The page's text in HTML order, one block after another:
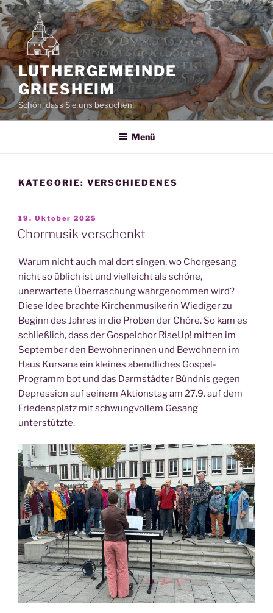
Zum
Inhalt
springen
LUTHERGEMEINDE
GRIESHEIM
Schön, dass Sie uns besuchen!
Menü
KATEGORIE: VERSCHIEDENES
VERÖFFENTLICHT
AM
19. Oktober 2025
Chormusik verschenkt
Warum nicht auch mal dort singen, wo Chorgesang
nicht so üblich ist und vielleicht als schöne,
unerwartete Überraschung wahrgenommen wird?
Diese Idee brachte Kirchenmusikerin Wiediger zu
Beginn des Jahres in die Proben der Chöre. So kam es
schließlich, dass der Gospelchor RiseUp! mitten im
September den Bewohnerinnen und Bewohnern im
Haus Kursana ein kleines abendliches Gospel-
Programm bot und das Darmstädter Bündnis gegen
Depression auf seinem Aktionstag am 27.9. auf dem
Friedensplatz mit schwungvollem Gesang
unterstützte.